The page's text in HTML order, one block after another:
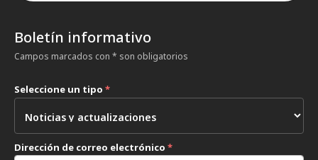
Boletín informativo
Campos marcados con * son obligatorios
Seleccione un tipo *
Dirección de correo electrónico *